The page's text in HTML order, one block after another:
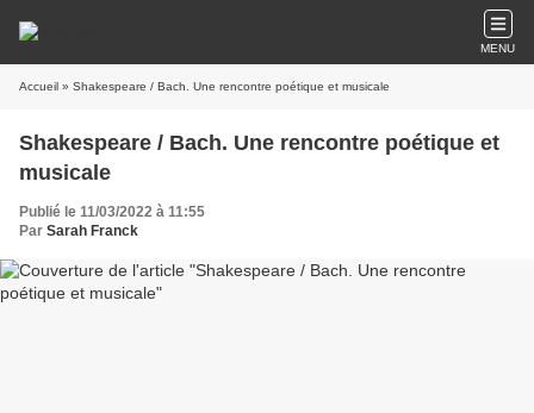
MENU
Accueil » Shakespeare / Bach. Une rencontre poétique et musicale
Shakespeare / Bach. Une rencontre poétique et
musicale
Publié le 11/03/2022 à 11:55
Par Sarah Franck